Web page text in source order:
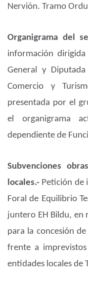
Nervión. Tramo
Organigrama del
información dirigida
General y
Comercio y
presentada por el
el organigrama
dependiente de
Subvenciones
locales.- Petición de
Foral de Equilibrio
juntero EH Bildu, en
para la concesión
frente a
entidades locales de